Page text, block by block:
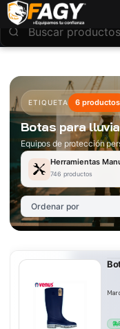
ETIQUETA 6 productos
Botas para lluvia
Equipos de protección
Herramientas
746 productos